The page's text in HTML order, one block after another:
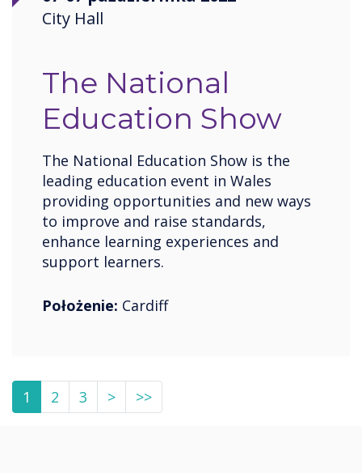
City Hall
The National
Education Show
The National Education Show is the
leading education event in Wales
providing opportunities and new ways
to improve and raise standards,
enhance learning experiences and
support learners.
Położenie: Cardiff
1 2 3 > >>